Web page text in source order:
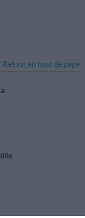
Retour en haut de page